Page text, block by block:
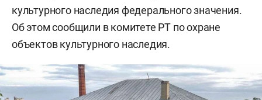
культурного наследия федерального значения.
Об этом сообщили в комитете РТ по охране
объектов культурного наследия.